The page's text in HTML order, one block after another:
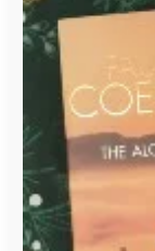
ühe
raamatu
sünnilugu